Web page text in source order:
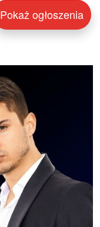
Pokaż ogłoszenia